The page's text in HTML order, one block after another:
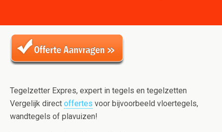
Tegelzetter Expres, expert in tegels en tegelzetten
Vergelijk direct offertes voor bijvoorbeeld vloertegels,
wandtegels of plavuizen!